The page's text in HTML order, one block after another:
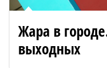
Жара в
выходных